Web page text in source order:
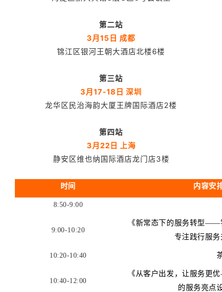
第二站
3月15日 成都
锦江区银河王朝大酒店北楼6楼
第三站
3月17-18日 深圳
龙华区民治海韵大厦王牌国际酒店2楼
第四站
3月22日 上海
静安区维也纳国际酒店龙门店3楼
时间 内容安
8:50-9:00
9:00-10:20
《新常态下的服务转型——
专注践行服
10:20-10:40
10:40-12:00
《从客户出发，让服务更
的服务亮点